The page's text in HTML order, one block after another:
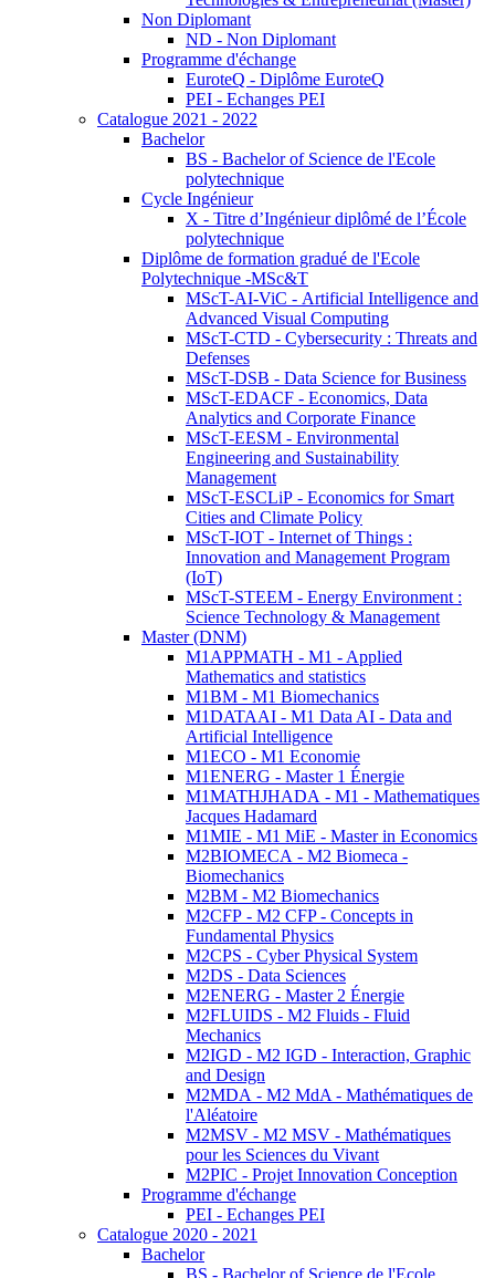
Non Diplomant
ND - Non Diplomant
Programme d'échange
EuroteQ - Diplôme EuroteQ
PEI - Echanges PEI
Catalogue 2021 - 2022
Bachelor
BS - Bachelor of Science de l'Ecole
polytechnique
Cycle Ingénieur
X - Titre d’Ingénieur diplômé de l’École
polytechnique
Diplôme de formation gradué de l'Ecole
Polytechnique -MSc&T
MScT-AI-ViC - Artificial Intelligence and
Advanced Visual Computing
MScT-CTD - Cybersecurity : Threats and
Defenses
MScT-DSB - Data Science for Business
MScT-EDACF - Economics, Data
Analytics and Corporate Finance
MScT-EESM - Environmental
Engineering and Sustainability
Management
MScT-ESCLiP - Economics for Smart
Cities and Climate Policy
MScT-IOT - Internet of Things :
Innovation and Management Program
(IoT)
MScT-STEEM - Energy Environment :
Science Technology & Management
Master (DNM)
M1APPMATH - M1 - Applied
Mathematics and statistics
M1BM - M1 Biomechanics
M1DATAAI - M1 Data AI - Data and
Artificial Intelligence
M1ECO - M1 Economie
M1ENERG - Master 1 Énergie
M1MATHJHADA - M1 - Mathematiques
Jacques Hadamard
M1MIE - M1 MiE - Master in Economics
M2BIOMECA - M2 Biomeca -
Biomechanics
M2BM - M2 Biomechanics
M2CFP - M2 CFP - Concepts in
Fundamental Physics
M2CPS - Cyber Physical System
M2DS - Data Sciences
M2ENERG - Master 2 Énergie
M2FLUIDS - M2 Fluids - Fluid
Mechanics
M2IGD - M2 IGD - Interaction, Graphic
and Design
M2MDA - M2 MdA - Mathématiques de
l'Aléatoire
M2MSV - M2 MSV - Mathématiques
pour les Sciences du Vivant
M2PIC - Projet Innovation Conception
Programme d'échange
PEI - Echanges PEI
Catalogue 2020 - 2021
Bachelor
BS - Bachelor of Science de l'Ecole